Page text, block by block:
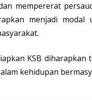
mempererat
menjadi
KSB
kehidupan